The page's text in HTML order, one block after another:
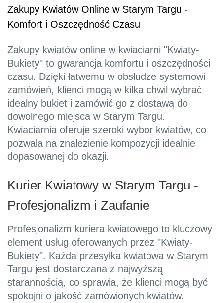
Zakupy Kwiatów Online w Starym Targu -
Komfort i Oszczędność Czasu
Zakupy kwiatów online w kwiaciarni "Kwiaty-
Bukiety" to gwarancja komfortu i oszczędności
czasu. Dzięki łatwemu w obsłudze systemowi
zamówień, klienci mogą w kilka chwil wybrać
idealny bukiet i zamówić go z dostawą do
dowolnego miejsca w Starym Targu.
Kwiaciarnia oferuje szeroki wybór kwiatów, co
pozwala na znalezienie kompozycji idealnie
dopasowanej do okazji.
Kurier Kwiatowy w Starym Targu -
Profesjonalizm i Zaufanie
Profesjonalizm kuriera kwiatowego to kluczowy
element usług oferowanych przez "Kwiaty-
Bukiety". Każda przesyłka kwiatowa w Starym
Targu jest dostarczana z najwyższą
starannością, co sprawia, że klienci mogą być
spokojni o jakość zamówionych kwiatów.